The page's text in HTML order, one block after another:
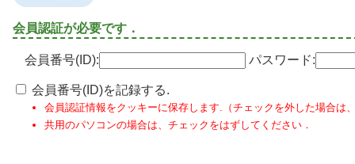
会員認証が必要です．
会員番号(ID): パスワード:
会員番号(ID)を記録する.
会員認証情報をクッキーに保存します.（チェックを外した場合は
共用のパソコンの場合は、チェックをはずしてください．